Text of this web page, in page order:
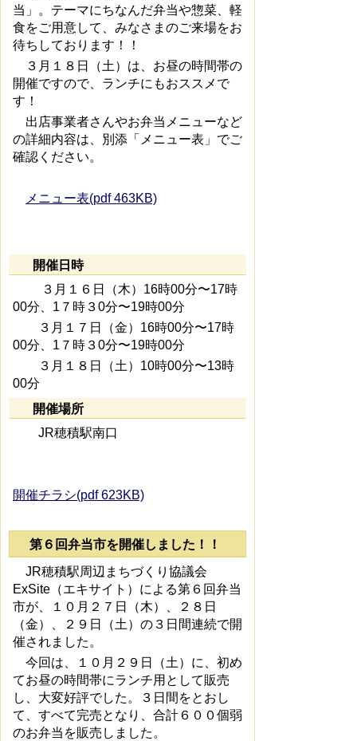
当」。テーマにちなんだ弁当や惣菜、軽
食をご用意して、みなさまのご来場をお
待ちしております！！
３月１８日（土）は、お昼の時間帯の
開催ですので、ランチにもおススメで
す！
出店事業者さんやお弁当メニューなど
の詳細内容は、別添「メニュー表」でご
確認ください。
メニュー表(pdf 463KB)
開催日時
３月１６日（木）16時00分〜17時
00分、1７時３0分〜19時00分
３月１７日（金）16時00分〜17時
00分、1７時３0分〜19時00分
３月１８日（土）10時00分〜13時
00分
開催場所
JR穂積駅南口
開催チラシ(pdf 623KB)
第６回弁当市を開催しました！！
JR穂積駅周辺まちづくり協議会
ExSite（エキサイト）による第６回弁当
市が、１０月２７日（木）、２８日
（金）、２９日（土）の３日間連続で開
催されました。
今回は、１０月２９日（土）に、初め
てお昼の時間帯にランチ用として販売
し、大変好評でした。３日間をとおし
て、すべて完売となり、合計６００個弱
のお弁当を販売しました。